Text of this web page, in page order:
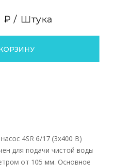
₽ / Штука
4SR 6/17 (3х400 В)
для подачи чистой воды
от 105 мм. Основное